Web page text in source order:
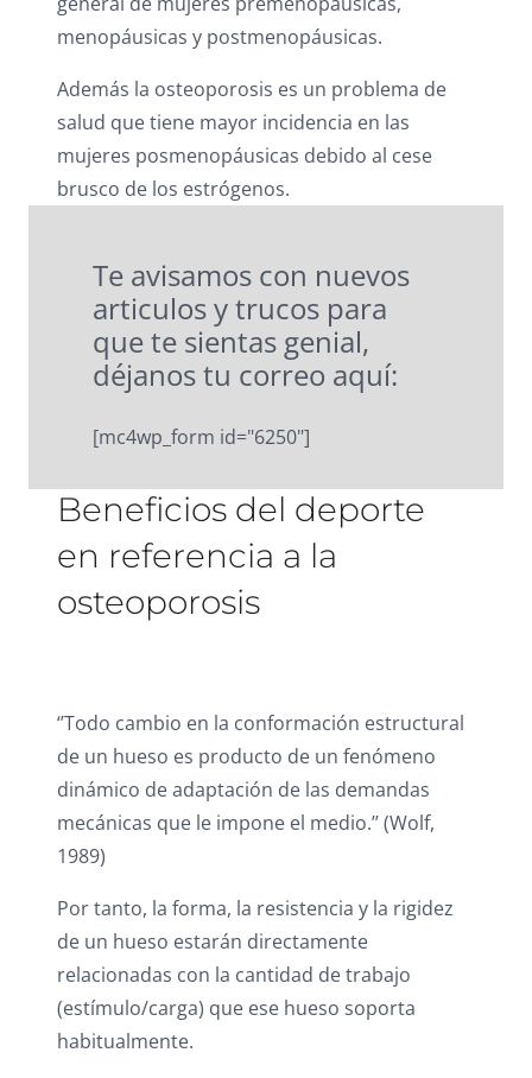
menopáusicas y postmenopáusicas.
Además la osteoporosis es un problema de
salud que tiene mayor incidencia en las
mujeres posmenopáusicas debido al cese
brusco de los estrógenos.
Te avisamos con nuevos
articulos y trucos para
que te sientas genial,
déjanos tu correo aquí:
[mc4wp_form id="6250"]
Beneficios del deporte
en referencia a la
osteoporosis
‘’Todo cambio en la conformación estructural
de un hueso es producto de un fenómeno
dinámico de adaptación de las demandas
mecánicas que le impone el medio.’’ (Wolf,
1989)
Por tanto, la forma, la resistencia y la rigidez
de un hueso estarán directamente
relacionadas con la cantidad de trabajo
(estímulo/carga) que ese hueso soporta
habitualmente.